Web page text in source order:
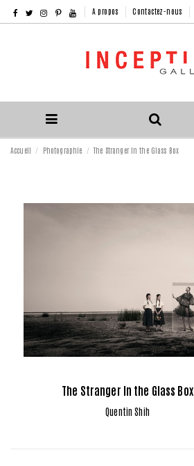
A propos Contactez-nous
Accueil Photographie The Stranger In the Glass Box
The Stranger In the Glass Box
Quentin Shih